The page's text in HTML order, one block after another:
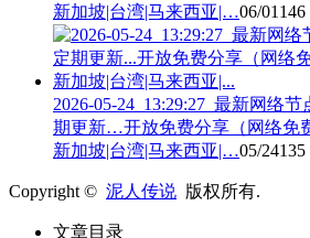
新加坡|台湾|马来西亚|…06/01 146
2026-05-24_13:29:27_最新网络
期更新…开放免费分享（网络免
新加坡|台湾|马来西亚|…05/24135
Copyright © 泥人传说 版权所有.
文章目录